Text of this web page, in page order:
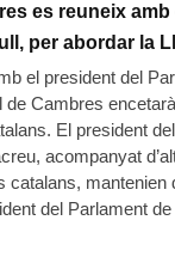
es reuneix amb
per abordar la
el president del
Cambres
El president
acompanyat
catalans, mantenien
del Parlament